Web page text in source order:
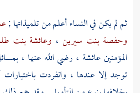
ثم لم يكن في النساء أعلم من تلميذاتها ;
وحفصة بنت سيرين ، وعائشة بنت
المؤمنينعائشة ، رضي الله عنها ،
توجد إلا عندها ، وانفردت